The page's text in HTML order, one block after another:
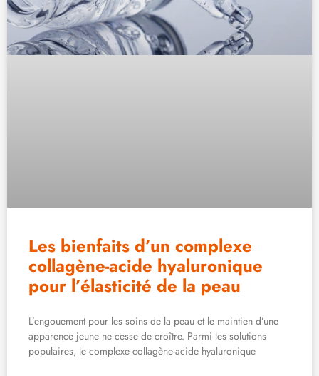
Les bienfaits d’un complexe
collagène-acide hyaluronique
pour l’élasticité de la peau
L’engouement pour les soins de la peau et le maintien d’une
apparence jeune ne cesse de croître. Parmi les solutions
populaires, le complexe collagène-acide hyaluronique